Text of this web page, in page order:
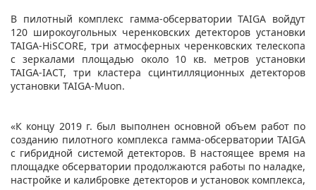
В пилотный комплекс гамма-обсерватории TAIGA войдут
120 широкоугольных черенковских детекторов установки
TAIGA-HiSCORE, три атмосферных черенковских телескопа
с зеркалами площадью около 10 кв. метров установки
TAIGA-IACT, три кластера сцинтилляционных детекторов
установки TAIGA-Muon.
«К концу 2019 г. был выполнен основной объем работ по
созданию пилотного комплекса гамма-обсерватории TAIGA
с гибридной системой детекторов. В настоящее время на
площадке обсерватории продолжаются работы по наладке,
настройке и калибровке детекторов и установок комплекса,